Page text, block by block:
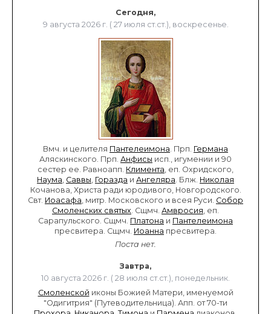
Сегодня,
9 августа 2026 г. ( 27 июля ст.ст.), воскресенье.
Вмч. и целителя Пантелеимона. Прп. Германа
Аляскинского. Прп. Анфисы исп., игумении и 90
сестер ее. Равноапп. Климента, еп. Охридского,
Наума, Саввы, Горазда и Ангеляра. Блж. Николая
Кочанова, Христа ради юродивого, Новгородского.
Свт. Иоасафа, митр. Московского и всея Руси. Собор
Смоленских святых. Сщмч. Амвросия, еп.
Сарапульского. Сщмч. Платона и Пантелеимона
пресвитера. Сщмч. Иоанна пресвитера.
Поста нет.
Завтра,
10 августа 2026 г. ( 28 июля ст.ст.), понедельник.
Смоленской иконы Божией Матери, именуемой
"Одигитрия" (Путеводительница). Апп. от 70-ти